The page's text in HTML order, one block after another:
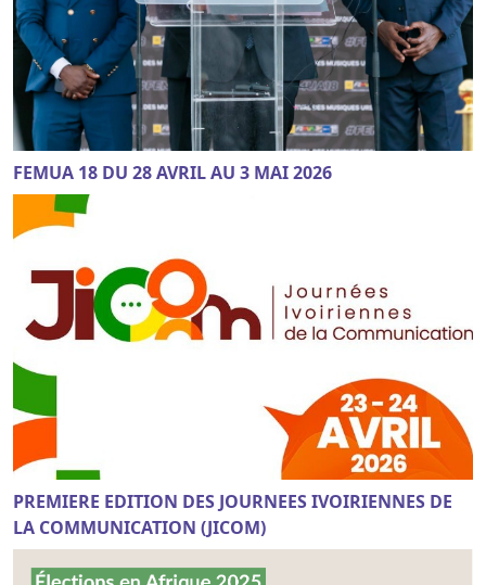
FEMUA 18 DU 28 AVRIL AU 3 MAI 2026
PREMIERE EDITION DES JOURNEES IVOIRIENNES DE
LA COMMUNICATION (JICOM)